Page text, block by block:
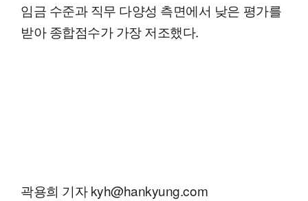
임금 수준과 직무 다양성 측면에서 낮은 평가를
받아 종합점수가 가장 저조했다.
곽용희 기자 kyh@hankyung.com